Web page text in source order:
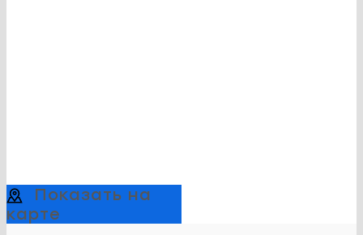
Показать на
карте